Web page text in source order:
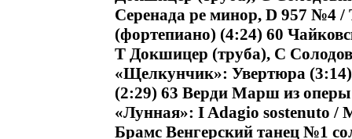
Серенада ре минор, D 957 №4
(фортепиано) (4:24) 60
Т Докшицер (труба), С
«Щелкунчик»: Увертюра
(2:29) 63 Верди Марш из
«Лунная»: I Adagio sostenuto /
Брамс Венгерский танец №1